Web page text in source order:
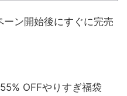
ーン開始後にすぐに完売
OFFやりすぎ福袋